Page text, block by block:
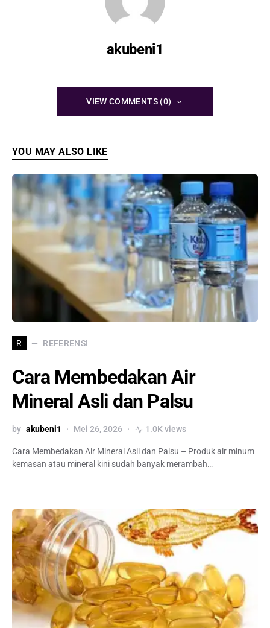
akubeni1
VIEW COMMENTS (0)
YOU MAY ALSO LIKE
R REFERENSI
Cara Membedakan Air
Mineral Asli dan Palsu
by akubeni1 Mei 26, 2026 1.0K views
Cara Membedakan Air Mineral Asli dan Palsu – Produk air minum
kemasan atau mineral kini sudah banyak merambah…